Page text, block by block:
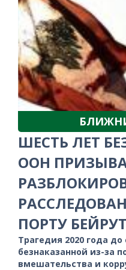
ШЕСТЬ ЛЕТ
ООН
ПОРТУ
Трагедия 2020 года до
безнаказанной из-за
вмешательства и